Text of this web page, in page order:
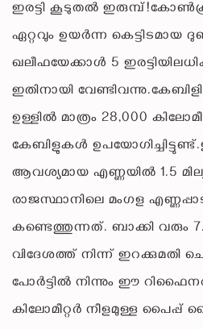
ഇരട്ടി കൂടുതൽ
ഏറ്റവും ഉയർന്ന കെട്ടിടമായ
ഖലീഫയേക്കാൾ 5
ഇതിനായി
ഉള്ളിൽ മാത്രം 28,000
കേബിളുകൾ
ആവശ്യമായ എണ്ണയിൽ 1.5
രാജസ്ഥാനിലെ മംഗള
കണ്ടെത്തുന്നത്. ബാക്കി വരും
വിദേശത്ത് നിന്ന് ഇറക്കുമതി
പോർട്ടിൽ നിന്നും ഈ
കിലോമീറ്റർ നീളമുള്ള പൈപ്പ്